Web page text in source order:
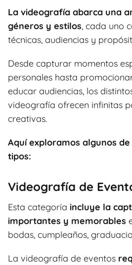
La videografía abarca una
géneros y estilos, cada uno
técnicas, audiencias y
Desde capturar momentos
personales hasta
educar audiencias, los
videografía ofrecen infinitas
creativas.
Aquí exploramos algunos
tipos:
Videografía de
Esta categoría incluye la
importantes y memorables
bodas, cumpleaños,
La videografía de eventos